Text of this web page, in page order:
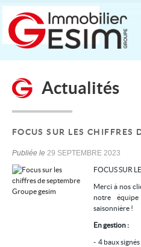
une estimation
Nos dernières ventes
Alerte email
Contact
Mes sélections
Actualités
FOCUS SUR LES CHIFFRES
Publiée le 29 SEPTEMBRE 2023
FOCUS SUR
Merci à nos
notre
saisonnière !
En gestion :
- 4 baux signés